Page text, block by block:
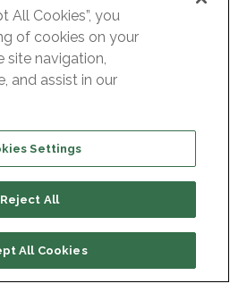
All Cookies”, you
of cookies on your
site navigation,
and assist in our
Settings
Reject All
All Cookies